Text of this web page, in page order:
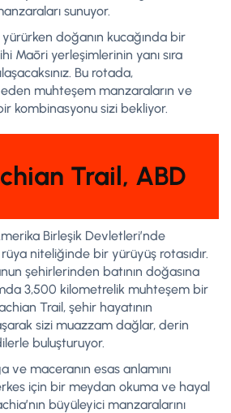
sunuyor.
doğanın kucağında bir
Māori yerleşimlerinin yanı sıra
Bu rotada,
muhteşem manzaraların ve
kombinasyonu sizi bekliyor.
Trail, ABD
Birleşik Devletleri’nde
niteliğinde bir yürüyüş rotasıdır.
şehirlerinden batının doğasına
3,500 kilometrelik muhteşem bir
Trail, şehir hayatının
sizi muazzam dağlar, derin
buluşturuyor.
ve maceranın esas anlamını
için bir meydan okuma ve hayal
büyüleyici manzaralarını